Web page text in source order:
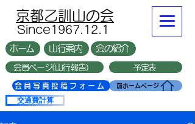
複数台
​京都乙訓山の会
​Since1967.12.1
前ホームページ
会員写真投稿フォーム
山行案内
ホーム 会の紹介
会員ページ(山行報告） 予定表
交通費計算